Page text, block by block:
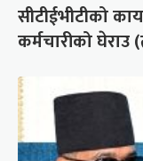
सीटीईभीटीको
कर्मचारीको घेराउ